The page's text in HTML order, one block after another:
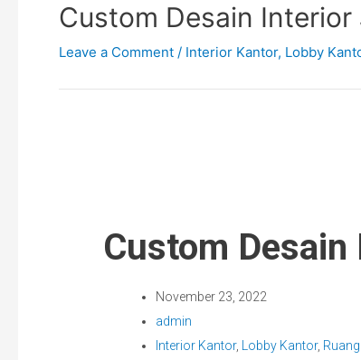
Custom Desain
Leave a Comment / Interior Kantor, Lobby
Custom
November 23, 2022
admin
Interior Kantor, Lobby Kantor,